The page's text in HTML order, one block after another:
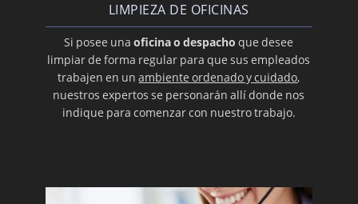
LIMPIEZA DE OFICINAS
Si posee unaoficina o despacho que desee
limpiar de forma regular para que sus empleados
trabajen en unambiente ordenado y cuidado,
nuestros expertos se personarán allí donde nos
indique para comenzar con nuestro trabajo.